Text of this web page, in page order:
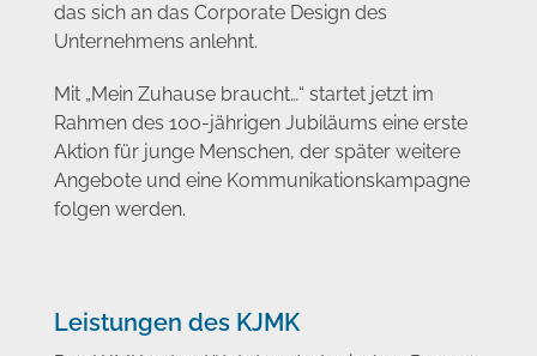
das sich an das Corporate Design des
Unternehmens anlehnt.
Mit „Mein Zuhause braucht…“ startet jetzt im
Rahmen des 100-jährigen Jubiläums eine erste
Aktion für junge Menschen, der später weitere
Angebote und eine Kommunikationskampagne
folgen werden.
Leistungen des KJMK